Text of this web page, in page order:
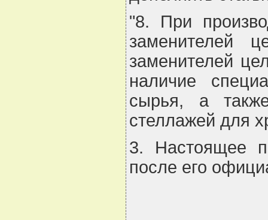
"8. При
заменителей
заменителей
наличие
сырья, а
стеллажей для
3. Настоящее
после его